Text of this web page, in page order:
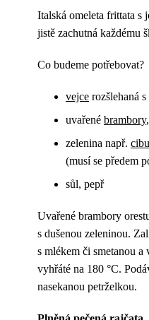
Italská omeleta frittata s
jistě zachutná každému
Co budeme potřebovat?
vejce rozšlehaná s
uvařené brambory
zelenina např.
(musí se předem
sůl, pepř
Uvařené brambory
s dušenou zeleninou.
s mlékem či smetanou
vyhřáté na 180 °C.
nasekanou petrželkou.